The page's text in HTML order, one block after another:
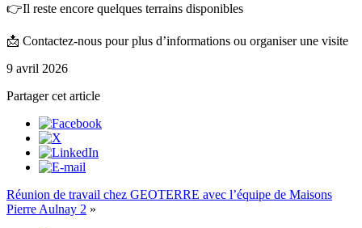
👉Il reste encore quelques terrains disponibles
📩 Contactez-nous pour plus d’informations ou organiser une visite
9 avril 2026
Partager cet article
Réunion de travail chez GEOTERRE avec l’équipe de Maisons
Pierre Aulnay 2 »